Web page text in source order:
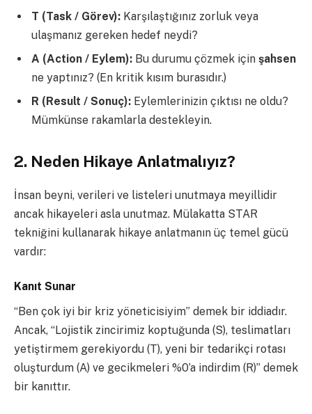
T (Task / Görev): Karşılaştığınız zorluk veya
ulaşmanız gereken hedef neydi?
A (Action / Eylem): Bu durumu çözmek için şahsen
ne yaptınız? (En kritik kısım burasıdır.)
R (Result / Sonuç): Eylemlerinizin çıktısı ne oldu?
Mümkünse rakamlarla destekleyin.
2. Neden Hikaye Anlatmalıyız?
İnsan beyni, verileri ve listeleri unutmaya meyillidir
ancak hikayeleri asla unutmaz. Mülakatta STAR
tekniğini kullanarak hikaye anlatmanın üç temel gücü
vardır:
Kanıt Sunar
“Ben çok iyi bir kriz yöneticisiyim” demek bir iddiadır.
Ancak, “Lojistik zincirimiz koptuğunda (S), teslimatları
yetiştirmem gerekiyordu (T), yeni bir tedarikçi rotası
oluşturdum (A) ve gecikmeleri %0’a indirdim (R)” demek
bir kanıttır.